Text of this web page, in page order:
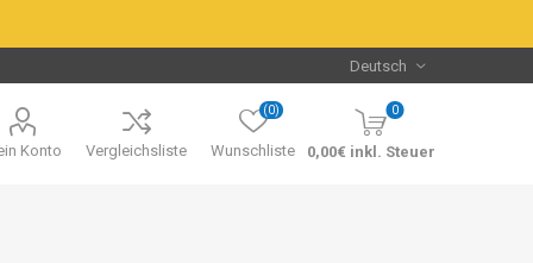
Konto Vergleichsliste Wunschliste
(0) 0
0,00€ inkl. Steuer